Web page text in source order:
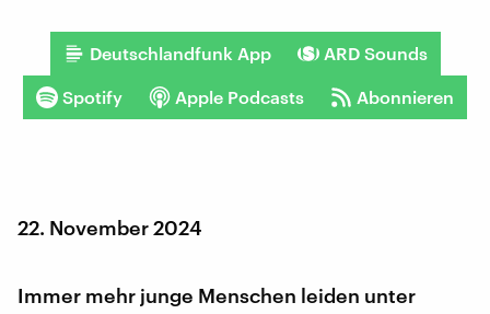
Deutschlandfunk App ARD Sounds
Spotify Apple Podcasts Abonnieren
22. November 2024
Immer mehr junge Menschen leiden unter